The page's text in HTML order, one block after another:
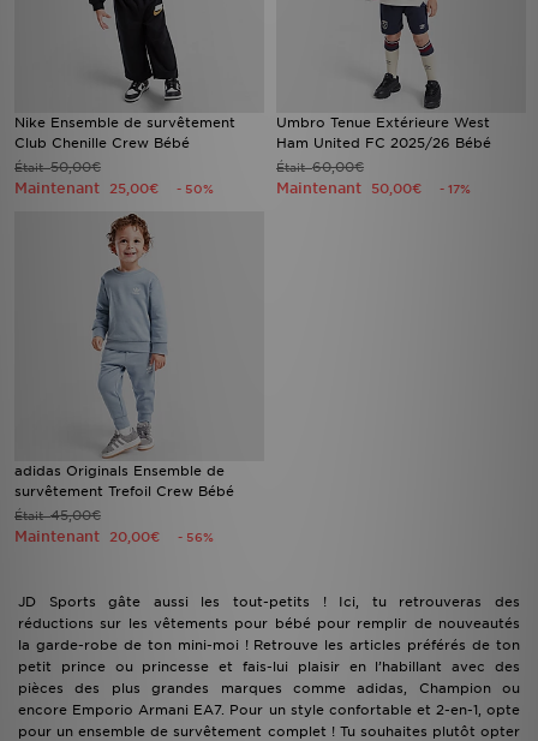
Nike Ensemble de survêtement
Club Chenille Crew Bébé
Était50,00€
Maintenant 25,00€ - 50%
Umbro Tenue Extérieure West
Ham United FC 2025/26 Bébé
Était60,00€
Maintenant 50,00€ - 17%
adidas Originals Ensemble de
survêtement Trefoil Crew Bébé
Était45,00€
Maintenant 20,00€ - 56%
JD Sports gâte aussi les tout-petits ! Ici, tu retrouveras des
réductions sur les vêtements pour bébé pour remplir de nouveautés
la garde-robe de ton mini-moi ! Retrouve les articles préférés de ton
petit prince ou princesse et fais-lui plaisir en l’habillant avec des
pièces des plus grandes marques comme adidas, Champion ou
encore Emporio Armani EA7. Pour un style confortable et 2-en-1, opte
pour un ensemble de survêtement complet ! Tu souhaites plutôt opter